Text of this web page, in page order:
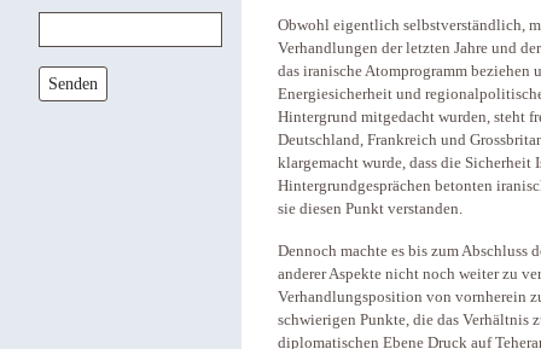
Senden
Obwohl eigentlich selbstverständlich,
Verhandlungen der letzten Jahre und
das iranische Atomprogramm beziehen
Energiesicherheit und
Hintergrund mitgedacht wurden, steht
Deutschland, Frankreich und
klargemacht wurde, dass die
Hintergrundgesprächen betonten
sie diesen Punkt verstanden.
Dennoch machte es bis zum Abschluss
anderer Aspekte nicht noch weiter zu
Verhandlungsposition von vornherein
schwierigen Punkte, die das Verhältnis
diplomatischen Ebene Druck auf